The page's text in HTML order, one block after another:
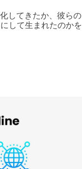
してきたか、彼らの
して生まれたのかを